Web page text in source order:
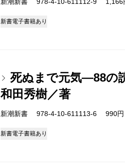
新書電子書籍あり
死ぬまで元気―88の
和田秀樹／著
新潮新書 978-4-10-611113-6 990
新書電子書籍あり